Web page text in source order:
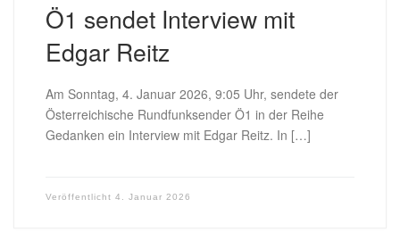
Ö1 sendet Interview mit
Edgar Reitz
Am Sonntag, 4. Januar 2026, 9:05 Uhr, sendete der
Österreichische Rundfunksender Ö1 in der Reihe
Gedanken ein Interview mit Edgar Reitz. In […]
Veröffentlicht 4. Januar 2026